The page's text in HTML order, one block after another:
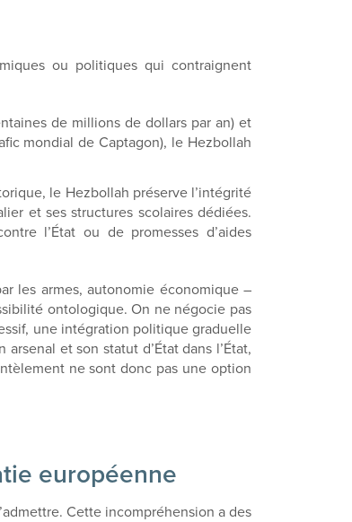
ou politiques qui contraignent
de millions de dollars par an) et
mondial de Captagon), le Hezbollah
le Hezbollah préserve l’intégrité
et ses structures scolaires dédiées.
l’État ou de promesses d’aides
les armes, autonomie économique –
ontologique. On ne négocie pas
une intégration politique graduelle
et son statut d’État dans l’État,
ne sont donc pas une option
européenne
Cette incompréhension a des